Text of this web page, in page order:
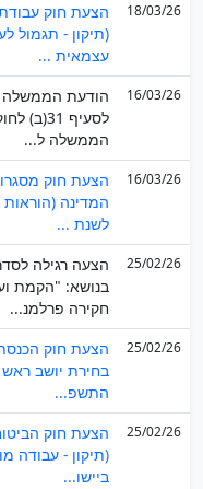
18/03/26
הצעת חוק
(תיקון - תגמול
עצמאית ...
16/03/26
הודעת
לסעיף
הממשלה ל...
16/03/26
הצעת חוק
המדינה (הוראות
לשנת ...
25/02/26
הצעה רגילה
בנושא: "הקמת
חקירה פרלמנ...
25/02/26
הצעת חוק
בחירת יושב
התשפ...
25/02/26
הצעת חוק
(תיקון - עבודה
ביישו...